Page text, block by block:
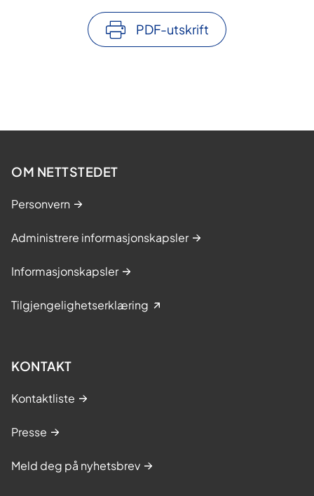
PDF-utskrift
OM NETTSTEDET
Personvern
Administrere informasjonskapsler
Informasjonskapsler
Tilgjengelighetserklæring
KONTAKT
Kontaktliste
Presse
Meld deg på nyhetsbrev